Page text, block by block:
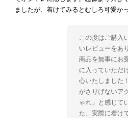
ましたが、着けてみるとむしろ可愛か
この度はご購入
いレビューをあ
商品を無事にお
に入っていただ
心いたしました
がさりげないア
ゃれ」と感じて
た、実際に着け